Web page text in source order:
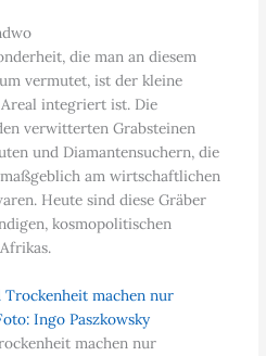
die man an diesem
vermutet, ist der kleine
integriert ist. Die
verwitterten Grabsteinen
und Diamantensuchern, die
am wirtschaftlichen
Heute sind diese Gräber
kosmopolitischen
machen nur